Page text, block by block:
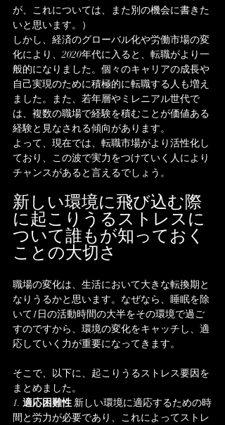
が、これについては、また別の機会に書きた
いと思います。）
しかし、経済のグローバル化や労働市場の変
化により、2020年代に入ると、転職がより一
般的になりました。個々のキャリアの成長や
自己実現のために積極的に転職する人も増え
ました。また、若年層やミレニアル世代で
は、複数の職場で経験を積むことが価値ある
経験と見なされる傾向があります。
よって、現在では、転職市場がより活性化し
ており、この波で実力をつけていく人により
チャンスがあると言えるでしょう。
新しい環境に飛び込む際
に起こりうるストレスに
ついて誰もが知っておく
ことの大切さ
職場の変化は、生活において大きな転換期と
なりうるかと思います。なぜなら、睡眠を除
いて1日の活動時間の大半をその環境で過ご
すのですから、環境の変化をキャッチし、適
応していく力が重要になってきます。
そこで、以下に、起こりうるストレス要因を
まとめました。
1. 適応困難性 新しい環境に適応するための時
間と労力が必要であり、これによってストレ